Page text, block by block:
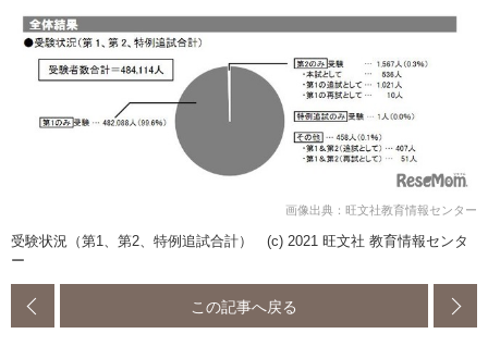
画像出典：旺文社教育情報センター
受験状況（第1、第2、特例追試合計） (c) 2021 旺文社 教育情報センタ
ー
この記事へ戻る